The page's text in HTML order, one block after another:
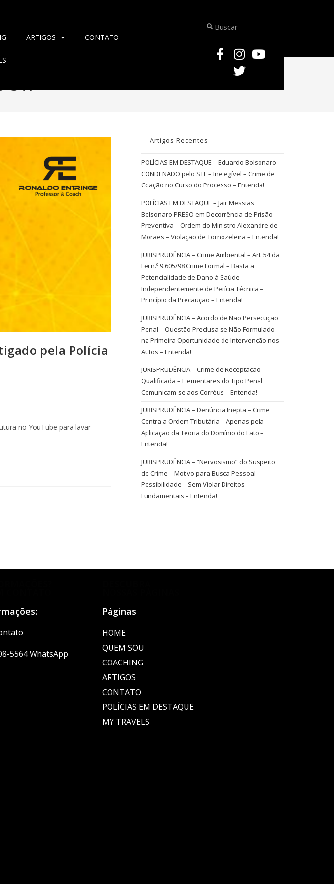
ARTIGOS CONTATO
STF
pela Polícia
no YouTube para lavar
Artigos Recentes
POLÍCIAS EM DESTAQUE – Eduardo Bolsonaro
CONDENADO pelo STF – Inelegível – Crime de
Coação no Curso do Processo – Entenda!
POLÍCIAS EM DESTAQUE – Jair Messias
Bolsonaro PRESO em Decorrência de Prisão
Preventiva – Ordem do Ministro Alexandre de
Moraes – Violação de Tornozeleira – Entenda!
JURISPRUDÊNCIA – Crime Ambiental – Art. 54 da
Lei n.º 9.605/98 Crime Formal – Basta a
Potencialidade de Dano à Saúde –
Independentemente de Perícia Técnica –
Princípio da Precaução – Entenda!
JURISPRUDÊNCIA – Acordo de Não Persecução
Penal – Questão Preclusa se Não Formulado
na Primeira Oportunidade de Intervenção nos
Autos – Entenda!
JURISPRUDÊNCIA – Crime de Receptação
Qualificada – Elementares do Tipo Penal
Comunicam-se aos Corréus – Entenda!
JURISPRUDÊNCIA – Denúncia Inepta – Crime
Contra a Ordem Tributária – Apenas pela
Aplicação da Teoria do Domínio do Fato –
Entenda!
JURISPRUDÊNCIA – “Nervosismo” do Suspeito
de Crime – Motivo para Busca Pessoal –
Possibilidade – Sem Violar Direitos
Fundamentais – Entenda!
5564 WhatsApp
Páginas
HOME
QUEM SOU
COACHING
ARTIGOS
CONTATO
POLÍCIAS EM DESTAQUE
MY TRAVELS